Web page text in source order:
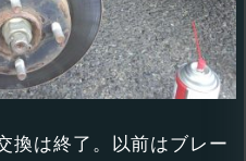
換は終了。以前はブレー